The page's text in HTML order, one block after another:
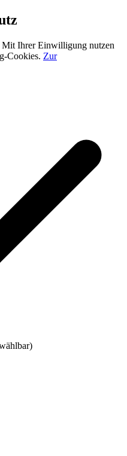
Ihrer Einwilligung nutzen
Cookies. Zur